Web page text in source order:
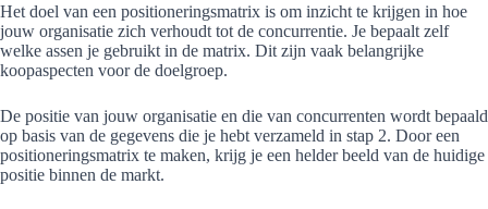
Het doel van een positioneringsmatrix is om inzicht te krijgen in hoe
jouw organisatie zich verhoudt tot de concurrentie. Je bepaalt zelf
welke assen je gebruikt in de matrix. Dit zijn vaak belangrijke
koopaspecten voor de doelgroep.
De positie van jouw organisatie en die van concurrenten wordt bepaald
op basis van de gegevens die je hebt verzameld in stap 2. Door een
positioneringsmatrix te maken, krijg je een helder beeld van de huidige
positie binnen de markt.